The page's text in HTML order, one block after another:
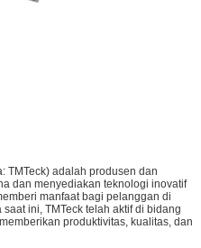
TMTeck) adalah produsen dan
dan menyediakan teknologi inovatif
manfaat bagi pelanggan di
ini, TMTeck telah aktif di bidang
produktivitas, kualitas, dan